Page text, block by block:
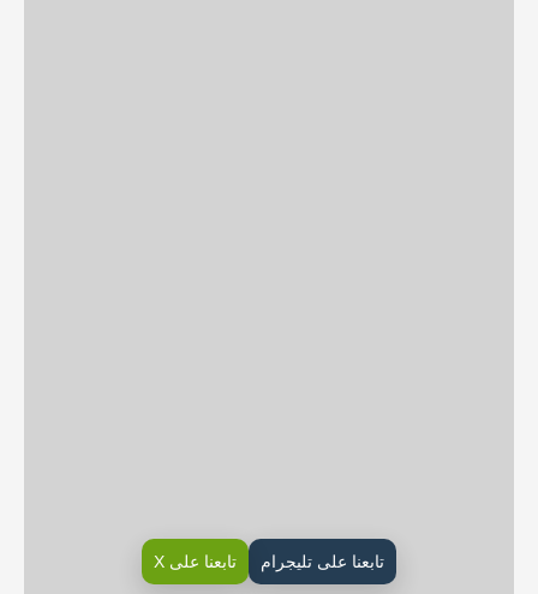
تابعنا على تليجرام تابعنا على X